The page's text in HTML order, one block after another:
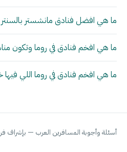
ما هي افضل فنادق مانشستر
ما هي افخم فنادق في روما وتكون
ما هي افخم فنادق في روما اللي
أسئلة وأجوبة المسافرين العرب — بإشراف